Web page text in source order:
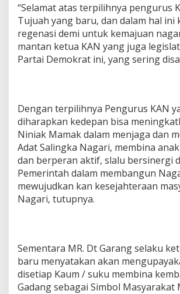
“Selamat atas terpilihnya pengurus
Tujuah yang baru, dan dalam hal ini
regenasi demi untuk kemajuan
mantan ketua KAN yang juga
Partai Demokrat ini, yang sering
Dengan terpilihnya Pengurus KAN
diharapkan kedepan bisa
Niniak Mamak dalam menjaga dan
Adat Salingka Nagari, membina
dan berperan aktif, slalu bersinergi
Pemerintah dalam membangun
mewujudkan kan kesejahteraan
Nagari, tutupnya.
Sementara MR. Dt Garang selaku
baru menyatakan akan
disetiap Kaum / suku membina
Gadang sebagai Simbol Masyarakat